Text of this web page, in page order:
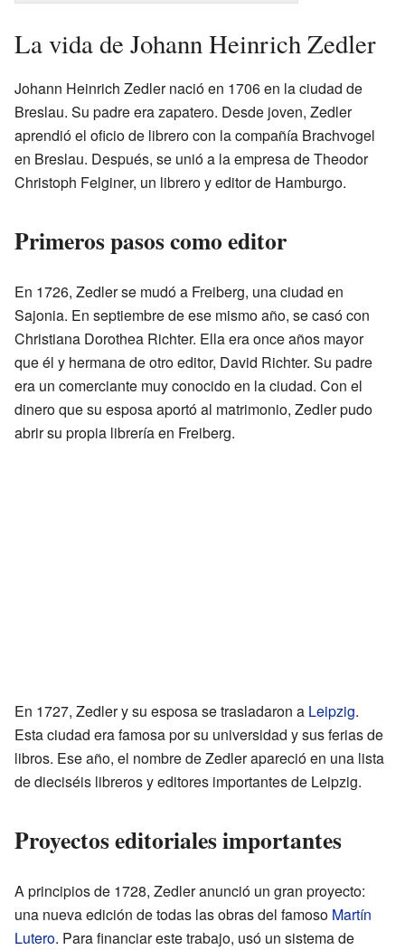
La vida de Johann Heinrich Zedler
Johann Heinrich Zedler nació en 1706 en la ciudad de
Breslau. Su padre era zapatero. Desde joven, Zedler
aprendió el oficio de librero con la compañía Brachvogel
en Breslau. Después, se unió a la empresa de Theodor
Christoph Felginer, un librero y editor de Hamburgo.
Primeros pasos como editor
En 1726, Zedler se mudó a Freiberg, una ciudad en
Sajonia. En septiembre de ese mismo año, se casó con
Christiana Dorothea Richter. Ella era once años mayor
que él y hermana de otro editor, David Richter. Su padre
era un comerciante muy conocido en la ciudad. Con el
dinero que su esposa aportó al matrimonio, Zedler pudo
abrir su propia librería en Freiberg.
En 1727, Zedler y su esposa se trasladaron a Leipzig.
Esta ciudad era famosa por su universidad y sus ferias de
libros. Ese año, el nombre de Zedler apareció en una lista
de dieciséis libreros y editores importantes de Leipzig.
Proyectos editoriales importantes
A principios de 1728, Zedler anunció un gran proyecto:
una nueva edición de todas las obras del famoso Martín
Lutero. Para financiar este trabajo, usó un sistema de